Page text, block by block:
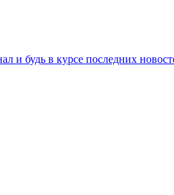
и будь в курсе последних